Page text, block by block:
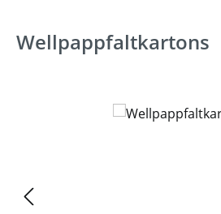
Wellpappfaltkartons
Afbeeldingengalerij overslaan